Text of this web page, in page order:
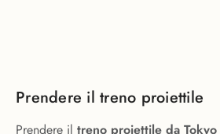
Prendere il treno proiettile
Prendere il treno proiettile da Tokyo